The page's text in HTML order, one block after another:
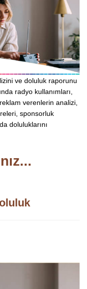
ve doluluk raporunu
radyo kullanımları,
verenlerin analizi,
sponsorluk
doluluklarını